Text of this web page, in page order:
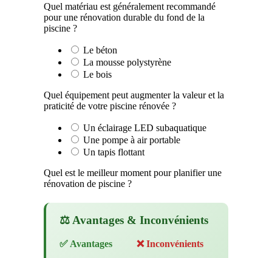
Quel matériau est généralement recommandé
pour une rénovation durable du fond de la
piscine ?
Le béton
La mousse polystyrène
Le bois
Quel équipement peut augmenter la valeur et la
praticité de votre piscine rénovée ?
Un éclairage LED subaquatique
Une pompe à air portable
Un tapis flottant
Quel est le meilleur moment pour planifier une
rénovation de piscine ?
⚖️ Avantages & Inconvénients
✅ Avantages
❌ Inconvénients